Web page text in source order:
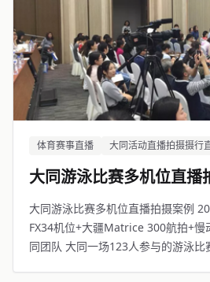
体育赛事直播 大同活动直播拍摄摄行
大同游泳比赛多机位直播
大同游泳比赛多机位直播拍摄案例
FX34机位+大疆Matrice 300航拍+
同团队 大同一场123人参与的游泳